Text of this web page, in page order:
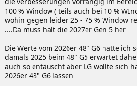
100 % Window ( teils auch bei 10 %
wohin gegen leider 25 - 75 % Window
....Da muss halt die 2027er Gen 5 her
Die Werte vom 2026er 48" G6 hatte ich
damals 2025 beim 48" G5 erwartet
auch so entäuscht aber LG wollte sich
2026er 48" G6 lassen